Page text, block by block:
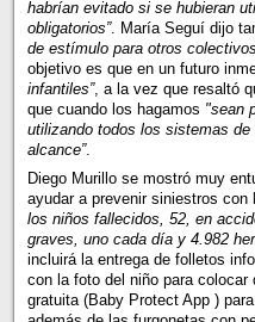
habrían evitado si se hubieran
obligatorios”. María Seguí dijo
de estímulo para otros
objetivo es que en un futuro
infantiles”, a la vez que resaltó
que cuando los hagamos "sean
utilizando todos los sistemas
alcance”.
Diego Murillo se mostró muy
ayudar a prevenir siniestros con
los niños fallecidos, 52, en
graves, uno cada día y 4.982
incluirá la entrega de folletos
con la foto del niño para
gratuita (Baby Protect App )